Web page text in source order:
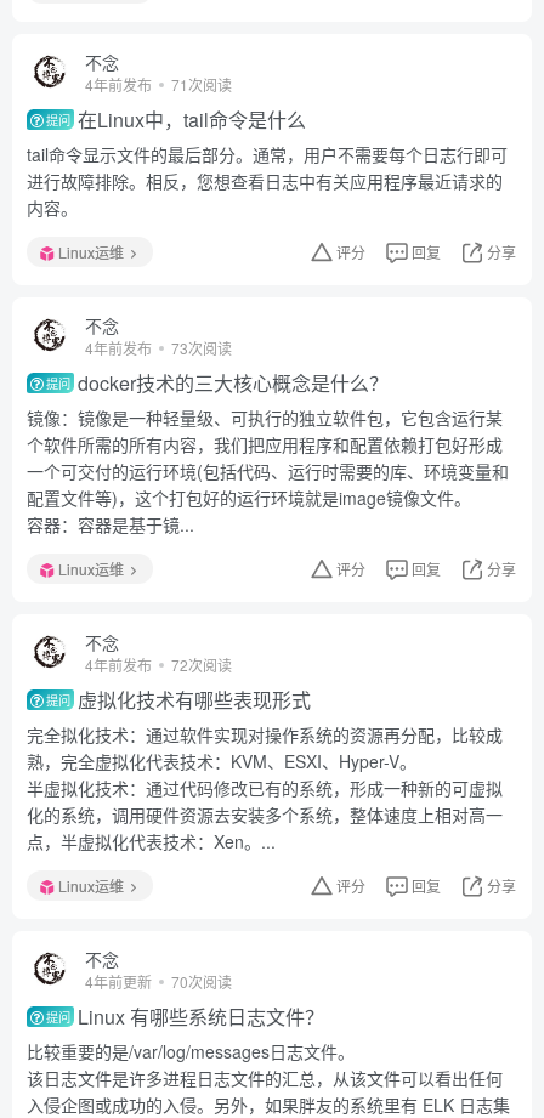
不念
4年前发布 71次阅读
提问 在Linux中，tail命令是什么
tail命令显示文件的最后部分。通常，用户不需要每个日志行即可
进行故障排除。相反，您想查看日志中有关应用程序最近请求的
内容。
Linux运维 评分 回复 分享
不念
4年前发布 73次阅读
提问 docker技术的三大核心概念是什么？
镜像：镜像是一种轻量级、可执行的独立软件包，它包含运行某
个软件所需的所有内容，我们把应用程序和配置依赖打包好形成
一个可交付的运行环境(包括代码、运行时需要的库、环境变量和
配置文件等)，这个打包好的运行环境就是image镜像文件。
容器：容器是基于镜...
Linux运维 评分 回复 分享
不念
4年前发布 72次阅读
提问 虚拟化技术有哪些表现形式
完全拟化技术：通过软件实现对操作系统的资源再分配，比较成
熟，完全虚拟化代表技术：KVM、ESXI、Hyper-V。
半虚拟化技术：通过代码修改已有的系统，形成一种新的可虚拟
化的系统，调用硬件资源去安装多个系统，整体速度上相对高一
点，半虚拟化代表技术：Xen。...
Linux运维 评分 回复 分享
不念
4年前更新 70次阅读
提问 Linux 有哪些系统日志文件？
比较重要的是/var/log/messages日志文件。
该日志文件是许多进程日志文件的汇总，从该文件可以看出任何
入侵企图或成功的入侵。另外，如果胖友的系统里有 ELK 日志集